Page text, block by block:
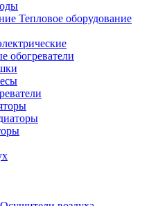
Тепловое оборудование
обогреватели